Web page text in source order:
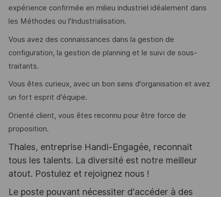
expérience confirmée en milieu industriel idéalement dans
les Méthodes ou l'Industrialisation.
Vous avez des connaissances dans la gestion de
configuration, la gestion de planning et le suivi de sous-
traitants.
Vous êtes curieux, avec un bon sens d'organisation et avez
un fort esprit d'équipe.
Orienté client, vous êtes reconnu pour être force de
proposition.
Thales, entreprise Handi-Engagée, reconnait
tous les talents. La diversité est notre meilleur
atout. Postulez et rejoignez nous !
Le poste pouvant nécessiter d'accéder à des